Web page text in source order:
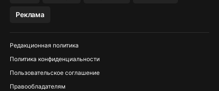
Реклама
Редакционная политика
Политика конфиденциальности
Пользовательское соглашение
Правообладателям